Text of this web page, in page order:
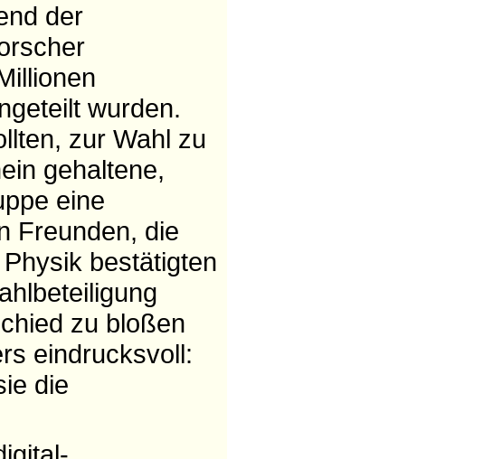
der
wurden.
zur Wahl zu
gehaltene,
eine
Freunden, die
bestätigten
zu bloßen
eindrucksvoll:
die